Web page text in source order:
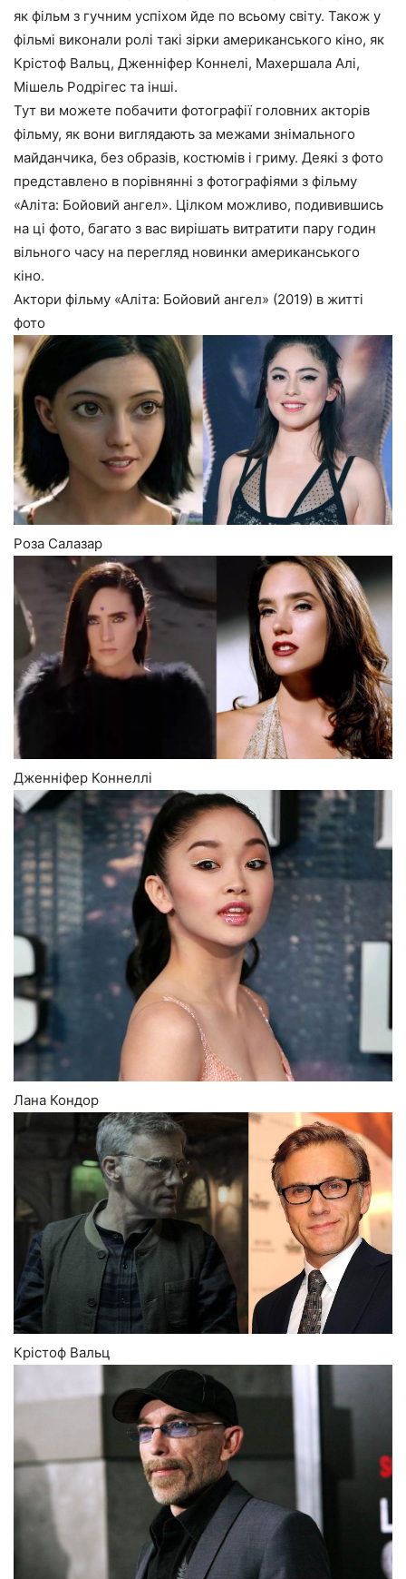
як фільм з гучним успіхом йде по всьому світу. Також у
фільмі виконали ролі такі зірки американського кіно, як
Крістоф Вальц, Дженніфер Коннелі, Махершала Алі,
Мішель Родрігес та інші.
Тут ви можете побачити фотографії головних акторів
фільму, як вони виглядають за межами знімального
майданчика, без образів, костюмів і гриму. Деякі з фото
представлено в порівнянні з фотографіями з фільму
«Аліта: Бойовий ангел». Цілком можливо, подивившись
на ці фото, багато з вас вирішать витратити пару годин
вільного часу на перегляд новинки американського
кіно.
Актори фільму «Аліта: Бойовий ангел» (2019) в житті
фото
Роза Салазар
Дженніфер Коннеллі
Лана Кондор
Крістоф Вальц